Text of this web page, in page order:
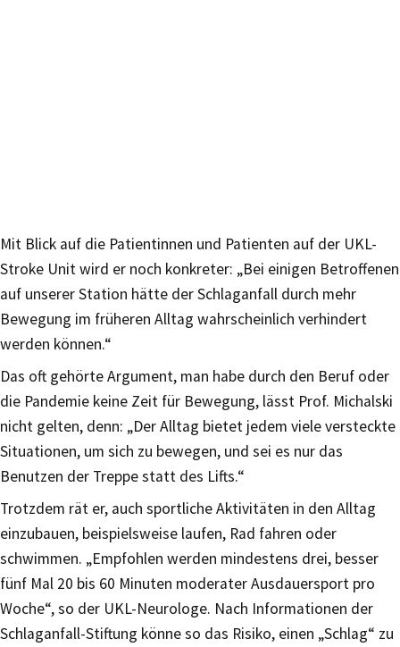
Mit Blick auf die Patientinnen und Patienten auf der UKL-
Stroke Unit wird er noch konkreter: „Bei einigen Betroffenen
auf unserer Station hätte der Schlaganfall durch mehr
Bewegung im früheren Alltag wahrscheinlich verhindert
werden können.“
Das oft gehörte Argument, man habe durch den Beruf oder
die Pandemie keine Zeit für Bewegung, lässt Prof. Michalski
nicht gelten, denn: „Der Alltag bietet jedem viele versteckte
Situationen, um sich zu bewegen, und sei es nur das
Benutzen der Treppe statt des Lifts.“
Trotzdem rät er, auch sportliche Aktivitäten in den Alltag
einzubauen, beispielsweise laufen, Rad fahren oder
schwimmen. „Empfohlen werden mindestens drei, besser
fünf Mal 20 bis 60 Minuten moderater Ausdauersport pro
Woche“, so der UKL-Neurologe. Nach Informationen der
Schlaganfall-Stiftung könne so das Risiko, einen „Schlag“ zu